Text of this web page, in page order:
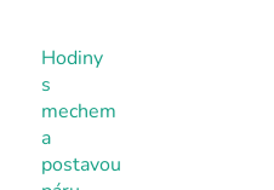
Hodiny
s
mechem
a
postavou